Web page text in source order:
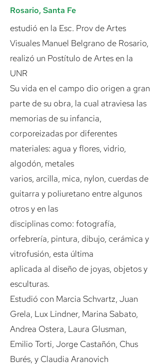
Rosario, Santa Fe
estudió en la Esc. Prov de Artes
Visuales Manuel Belgrano de Rosario,
realizó un Postítulo de Artes en la
UNR
Su vida en el campo dio origen a gran
parte de su obra, la cual atraviesa las
memorias de su infancia,
corporeizadas por diferentes
materiales: agua y flores, vidrio,
algodón, metales
varios, arcilla, mica, nylon, cuerdas de
guitarra y poliuretano entre algunos
otros y en las
disciplinas como: fotografía,
orfebrería, pintura, dibujo, cerámica y
vitrofusión, esta última
aplicada al diseño de joyas, objetos y
esculturas.
Estudió con Marcia Schvartz, Juan
Grela, Lux Lindner, Marina Sabato,
Andrea Ostera, Laura Glusman,
Emilio Torti, Jorge Castañón, Chus
Burés, y Claudia Aranovich